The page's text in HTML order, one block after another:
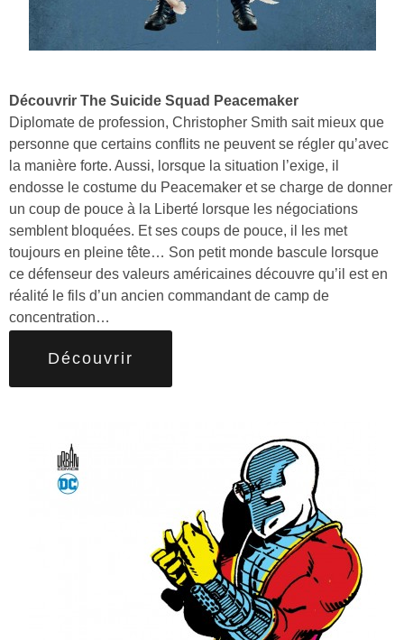
Découvrir The Suicide Squad Peacemaker
Diplomate de profession, Christopher Smith sait mieux que
personne que certains conflits ne peuvent se régler qu’avec
la manière forte. Aussi, lorsque la situation l’exige, il
endosse le costume du Peacemaker et se charge de donner
un coup de pouce à la Liberté lorsque les négociations
semblent bloquées. Et ses coups de pouce, il les met
toujours en pleine tête… Son petit monde bascule lorsque
ce défenseur des valeurs américaines découvre qu’il est en
réalité le fils d’un ancien commandant de camp de
concentration…
Découvrir